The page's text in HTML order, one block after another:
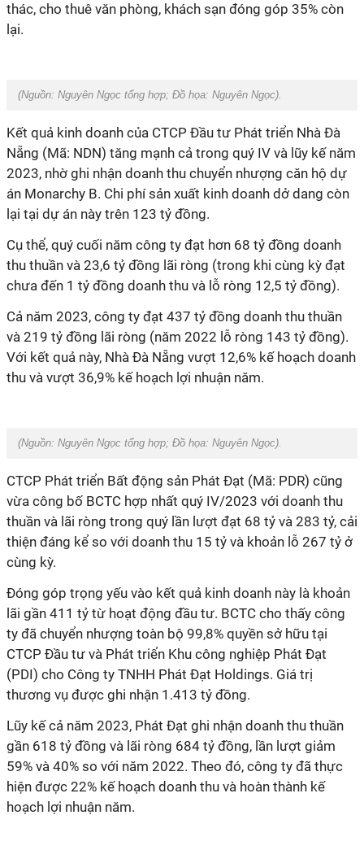
thác, cho thuê văn phòng, khách sạn đóng góp 35% còn
lại.
(Nguồn: Nguyên Ngọc tổng hợp; Đồ họa: Nguyên Ngọc).
Kết quả kinh doanh của CTCP Đầu tư Phát triển Nhà Đà
Nẵng (Mã: NDN) tăng mạnh cả trong quý IV và lũy kế năm
2023, nhờ ghi nhận doanh thu chuyển nhượng căn hộ dự
án Monarchy B. Chi phí sản xuất kinh doanh dở dang còn
lại tại dự án này trên 123 tỷ đồng.
Cụ thể, quý cuối năm công ty đạt hơn 68 tỷ đồng doanh
thu thuần và 23,6 tỷ đồng lãi ròng (trong khi cùng kỳ đạt
chưa đến 1 tỷ đồng doanh thu và lỗ ròng 12,5 tỷ đồng).
Cả năm 2023, công ty đạt 437 tỷ đồng doanh thu thuần
và 219 tỷ đồng lãi ròng (năm 2022 lỗ ròng 143 tỷ đồng).
Với kết quả này, Nhà Đà Nẵng vượt 12,6% kế hoạch doanh
thu và vượt 36,9% kế hoạch lợi nhuận năm.
(Nguồn: Nguyên Ngọc tổng hợp; Đồ họa: Nguyên Ngọc).
CTCP Phát triển Bất động sản Phát Đạt (Mã: PDR) cũng
vừa công bố BCTC hợp nhất quý IV/2023 với doanh thu
thuần và lãi ròng trong quý lần lượt đạt 68 tỷ và 283 tỷ, cải
thiện đáng kể so với doanh thu 15 tỷ và khoản lỗ 267 tỷ ở
cùng kỳ.
Đóng góp trọng yếu vào kết quả kinh doanh này là khoản
lãi gần 411 tỷ từ hoạt động đầu tư. BCTC cho thấy công
ty đã chuyển nhượng toàn bộ 99,8% quyền sở hữu tại
CTCP Đầu tư và Phát triển Khu công nghiệp Phát Đạt
(PDI) cho Công ty TNHH Phát Đạt Holdings. Giá trị
thương vụ được ghi nhận 1.413 tỷ đồng.
Lũy kế cả năm 2023, Phát Đạt ghi nhận doanh thu thuần
gần 618 tỷ đồng và lãi ròng 684 tỷ đồng, lần lượt giảm
59% và 40% so với năm 2022. Theo đó, công ty đã thực
hiện được 22% kế hoạch doanh thu và hoàn thành kế
hoạch lợi nhuận năm.